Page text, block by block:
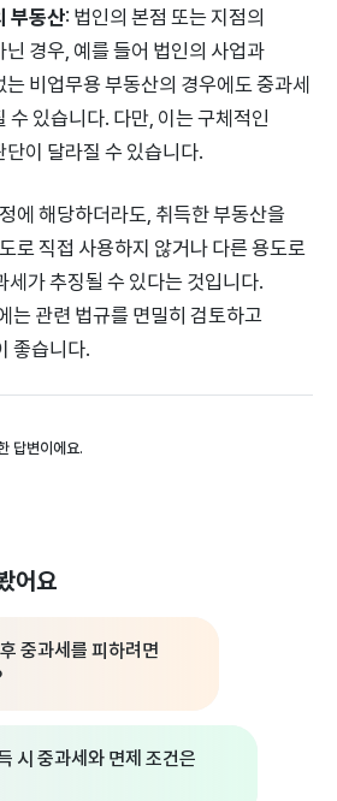
부동산: 법인의 본점 또는 지점의
경우, 예를 들어 법인의 사업과
비업무용 부동산의 경우에도 중과세
수 있습니다. 다만, 이는 구체적인
이 달라질 수 있습니다.
에 해당하더라도, 취득한 부동산을
로 직접 사용하지 않거나 다른 용도로
가 추징될 수 있다는 것입니다.
는 관련 법규를 면밀히 검토하고
좋습니다.
답변이에요.
어요
중과세를 피하려면
시 중과세와 면제 조건은